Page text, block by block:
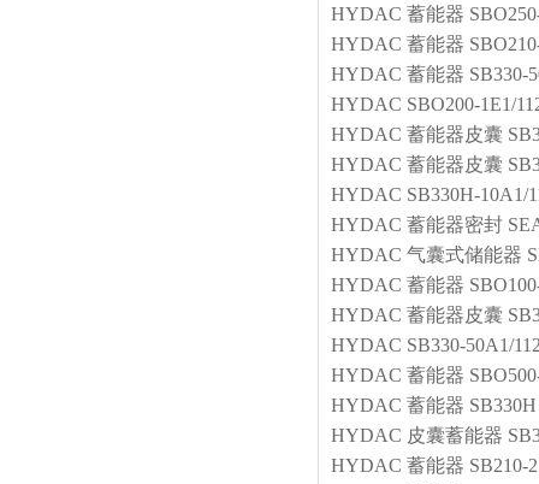
HYDAC 蓄能器
HYDAC 蓄能器
HYDAC 蓄能器 SB330-
HYDAC SBO200-1E1/
HYDAC 蓄能器皮囊
HYDAC 蓄能器皮囊
HYDAC SB330H-10A1/
HYDAC 蓄能器密封
HYDAC 气囊式储能器
HYDAC 蓄能器
HYDAC 蓄能器皮囊
HYDAC SB330-50A1/
HYDAC 蓄能器
HYDAC 蓄能器
HYDAC 皮囊蓄能器
HYDAC 蓄能器 SB210-